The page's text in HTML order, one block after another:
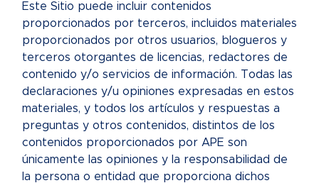
Este Sitio puede incluir contenidos
proporcionados por terceros, incluidos materiales
proporcionados por otros usuarios, blogueros y
terceros otorgantes de licencias, redactores de
contenido y/o servicios de información. Todas las
declaraciones y/u opiniones expresadas en estos
materiales, y todos los artículos y respuestas a
preguntas y otros contenidos, distintos de los
contenidos proporcionados por APE son
únicamente las opiniones y la responsabilidad de
la persona o entidad que proporciona dichos